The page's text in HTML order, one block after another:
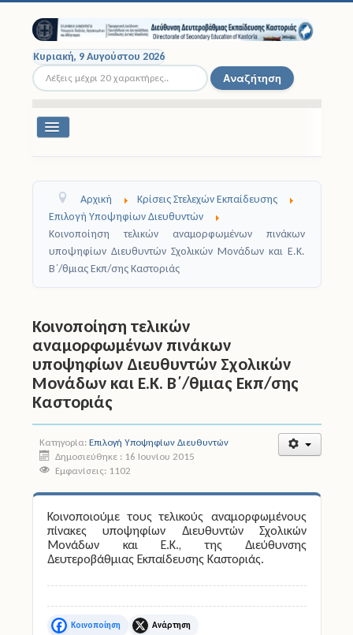
Κυριακή, 9 Αυγούστου 2026
Αναζήτηση... Αναζήτηση
Εναλλαγή
Σχολικές Μονάδες
Εκπαιδευτικοί
Νομοθεσία
Άδειες
Πολιτική Προστασία
Επικοινωνία
Αρχική
Κρίσεις Στελεχών Εκπαίδευσης
Επιλογή Υποψηφίων Διευθυντών
Κοινοποίηση τελικών αναμορφωμένων πινάκων
υποψηφίων Διευθυντών Σχολικών Μονάδων και Ε.Κ.
Β΄/θμιας Εκπ/σης Καστοριάς
Κοινοποίηση τελικών
αναμορφωμένων πινάκων
υποψηφίων Διευθυντών Σχολικών
Μονάδων και Ε.Κ. Β΄/θμιας Εκπ/σης
Καστοριάς
Κατηγορία: Επιλογή Υποψηφίων Διευθυντών
Δημοσιεύθηκε : 16 Ιουνίου 2015
Εμφανίσεις: 1102
Κοινοποιούμε τους τελικούς αναμορφωμένους
πίνακες υποψηφίων Διευθυντών Σχολικών
Μονάδων και Ε.Κ., της Διεύθυνσης
Δευτεροβάθμιας Εκπαίδευσης Καστοριάς.
Facebook X